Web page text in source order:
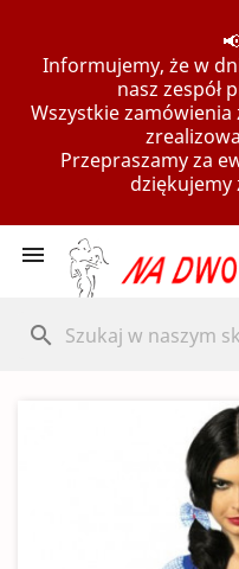
Informujemy, że w
nasz zespół
Wszystkie zamówienia
Przepraszamy za
dziękujemy

search